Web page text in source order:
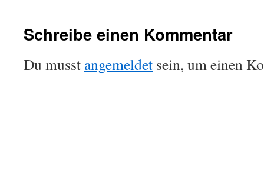
Schreibe einen Kommentar
Du musst angemeldet sein, um einen